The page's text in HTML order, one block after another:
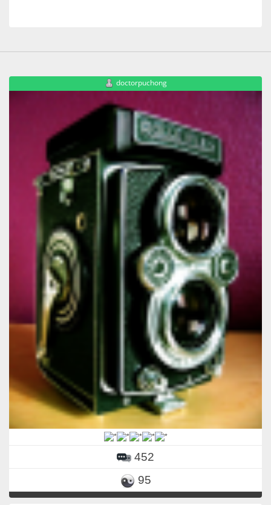
doctorpuchong
452
95